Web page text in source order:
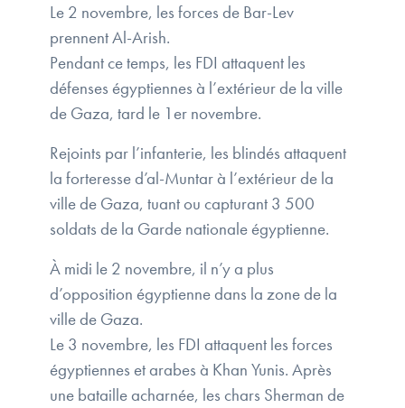
Le 2 novembre, les forces de Bar-Lev
prennent Al-Arish.
Pendant ce temps, les FDI attaquent les
défenses égyptiennes à l’extérieur de la ville
de Gaza, tard le 1er novembre.
Rejoints par l’infanterie, les blindés attaquent
la forteresse d’al-Muntar à l’extérieur de la
ville de Gaza, tuant ou capturant 3 500
soldats de la Garde nationale égyptienne.
À midi le 2 novembre, il n’y a plus
d’opposition égyptienne dans la zone de la
ville de Gaza.
Le 3 novembre, les FDI attaquent les forces
égyptiennes et arabes à Khan Yunis. Après
une bataille acharnée, les chars Sherman de